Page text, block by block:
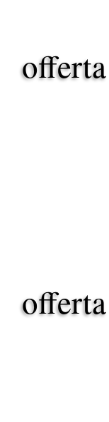
offerta
offerta